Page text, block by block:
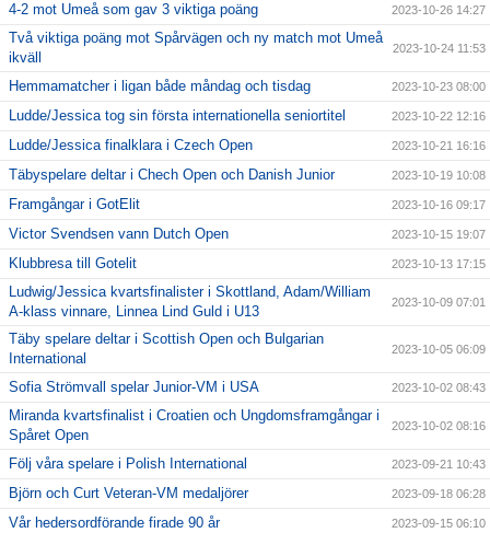
4-2 mot Umeå som gav 3 viktiga poäng 2023-10-26 14:27
Två viktiga poäng mot Spårvägen och ny match mot Umeå
ikväll
2023-10-24 11:53
Hemmamatcher i ligan både måndag och tisdag 2023-10-23 08:00
Ludde/Jessica tog sin första internationella seniortitel 2023-10-22 12:16
Ludde/Jessica finalklara i Czech Open 2023-10-21 16:16
Täbyspelare deltar i Chech Open och Danish Junior 2023-10-19 10:08
Framgångar i GotElit 2023-10-16 09:17
Victor Svendsen vann Dutch Open 2023-10-15 19:07
Klubbresa till Gotelit 2023-10-13 17:15
Ludwig/Jessica kvartsfinalister i Skottland, Adam/William
A-klass vinnare, Linnea Lind Guld i U13
2023-10-09 07:01
Täby spelare deltar i Scottish Open och Bulgarian
International
2023-10-05 06:09
Sofia Strömvall spelar Junior-VM i USA 2023-10-02 08:43
Miranda kvartsfinalist i Croatien och Ungdomsframgångar i
Spåret Open
2023-10-02 08:16
Följ våra spelare i Polish International 2023-09-21 10:43
Björn och Curt Veteran-VM medaljörer 2023-09-18 06:28
Vår hedersordförande firade 90 år 2023-09-15 06:10